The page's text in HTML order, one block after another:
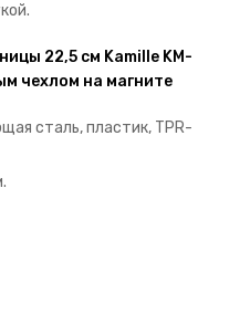
22,5 см Kamille KM-
чехлом на магните
сталь, пластик, TPR-